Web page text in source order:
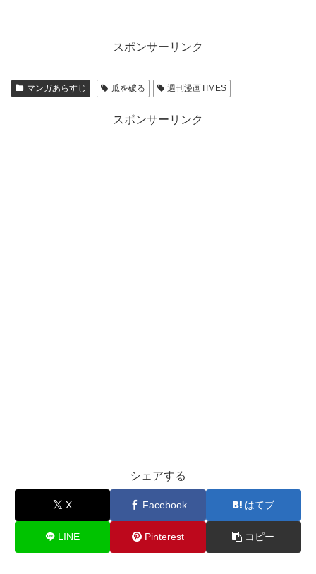
スポンサーリンク
マンガあらすじ 瓜を破る 週刊漫画TIMES
スポンサーリンク
シェアする
X Facebook はてブ
LINE Pinterest コピー